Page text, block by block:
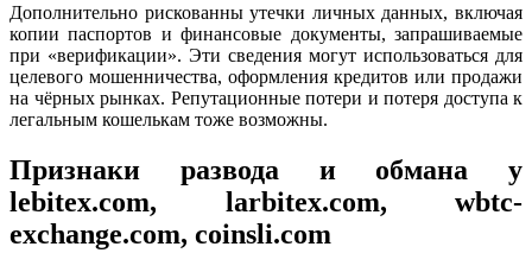
Дополнительно рискованны утечки личных данных, включая
копии паспортов и финансовые документы, запрашиваемые
при «верификации». Эти сведения могут использоваться для
целевого мошенничества, оформления кредитов или продажи
на чёрных рынках. Репутационные потери и потеря доступа к
легальным кошелькам тоже возможны.
Признаки развода и обмана у
lebitex.com, larbitex.com, wbtc-
exchange.com, coinsli.com